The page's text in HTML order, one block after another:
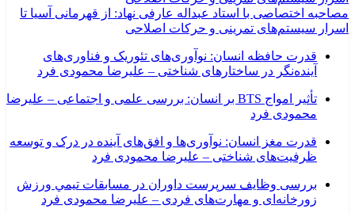
مصاحبه اختصاصی با استاد عبداله عارفی نهاد: از قهرمانی آسیا تا
اسرار سیستم‌های تمرینی و حرکات اصلاحی
قدرت حافظه انسان: نوآوری‌های تئوریک و فناوری‌های
آینده‌نگر در ساختارهای شناختی – علیرضا محمودی فرد
تأثیر امواج BTS بر انسان: بررسی علمی و اجتماعی – علیرضا
محمودی فرد
قدرت مغز انسان: نوآوری‌ها و افق‌های آینده در درک و توسعه
ظرفیت‌های شناختی – علیرضا محمودی فرد
بررسی وظايف سرپرست داوران در مسابقات تیمي ورزش
زورخانه‌ای و مهارت‌های فردی – علیرضا محمودی فرد